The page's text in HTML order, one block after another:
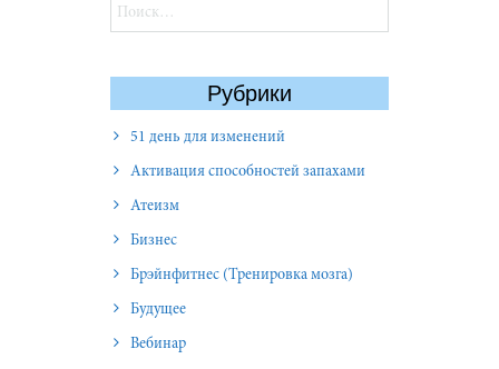
Найти:
Рубрики
51 день для изменений
Активация способностей запахами
Атеизм
Бизнес
Брэйнфитнес (Тренировка мозга)
Будущее
Вебинар